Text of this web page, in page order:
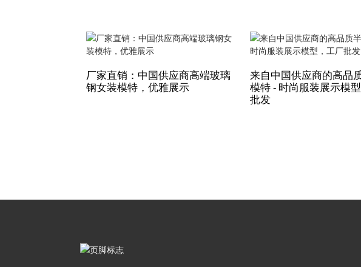
厂家直销：中国供应商高端玻璃
钢女装模特，优雅展示
来自中国供应商的高品
模特 - 时尚服装展示模
批发